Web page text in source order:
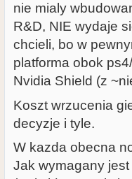
nie mialy
R&D, NIE wydaje
chcieli, bo w
platforma obok
Nvidia Shield (z
Koszt wrzucenia
decyzje i tyle.
W kazda obecna
Jak wymagany